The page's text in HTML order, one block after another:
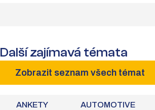
Další zajímavá témata
Zobrazit seznam všech témat
ANKETY AUTOMOTIVE